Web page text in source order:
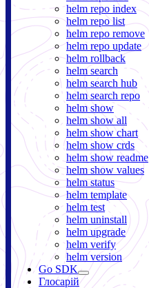
helm repo index
helm repo list
helm repo remove
helm repo update
helm rollback
helm search
helm search hub
helm search repo
helm show
helm show all
helm show chart
helm show crds
helm show readme
helm show values
helm status
helm template
helm test
helm uninstall
helm upgrade
helm verify
helm version
Go SDK
Глосарій